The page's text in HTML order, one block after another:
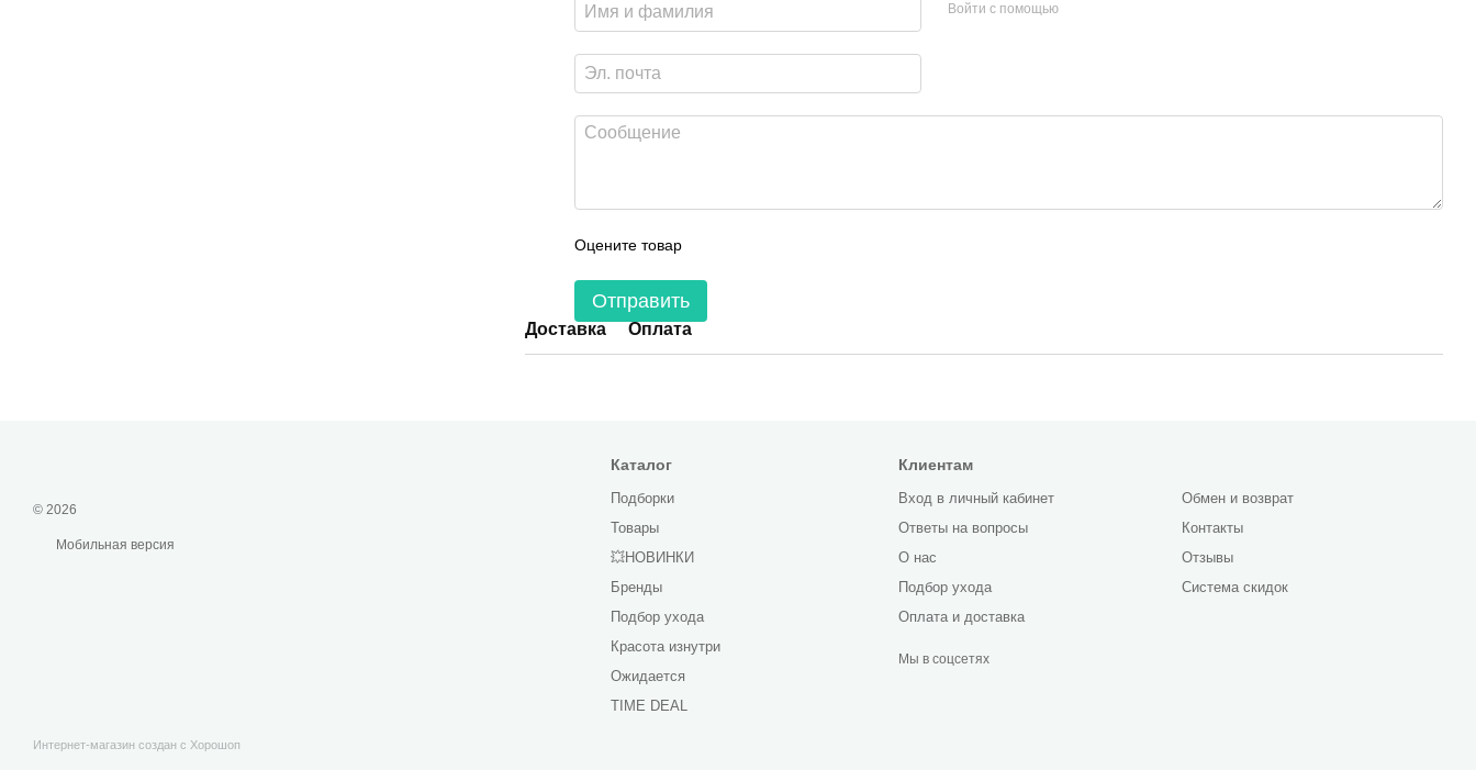
Войти с помощью
Оцените товар
Отправить
Доставка Оплата
© 2026
Мобильная версия
Интернет-магазин создан с Хорошоп
Каталог
Подборки
Товары
💥НОВИНКИ
Бренды
Подбор ухода
Красота изнутри
Ожидается
TIME DEAL
Клиентам
Вход в личный кабинет
Ответы на вопросы
О нас
Подбор ухода
Оплата и доставка
Обмен и возврат
Контакты
Отзывы
Система скидок
Мы в соцсетях